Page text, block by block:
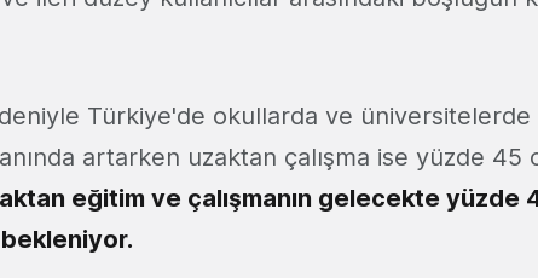
Türkiye'de okullarda ve
artarken uzaktan çalışma ise yüzde 45
eğitim ve çalışmanın gelecekte yüzde